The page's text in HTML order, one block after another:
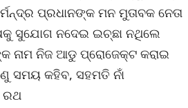
ପ୍ରଧାନଙ୍କ ମନ ମୁତାବକ ନେତା
ସୁଯୋଗ ନଦେଇ ଇଚ୍ଛା ନଥିଲେ
ନାମ ନିଜ ଆଡୁ ପ୍ରୋଜେକ୍ଟ କରାଇ
ସମୟ କହିବ, ସହମତି ନାଁ
ରଥ